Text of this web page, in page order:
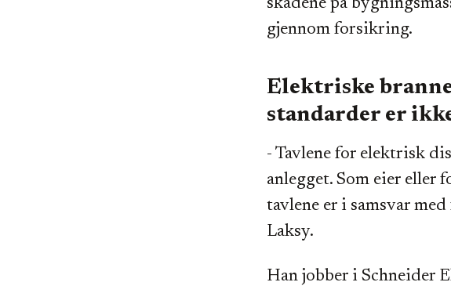
skadene på
gjennom forsikring.
Elektriske
standarder er
- Tavlene for elektrisk
anlegget. Som eier eller
tavlene er i samsvar
Laksy.
Han jobber i Schneider